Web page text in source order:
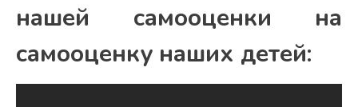
нашей самооценки на
самооценку наших детей: